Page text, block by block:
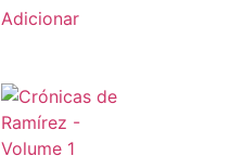
Adicionar